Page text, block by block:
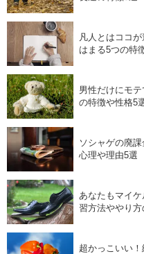
凡人とはココ
はまる5つの特
男性だけにモ
の特徴や性格5
ソシャゲの廃
心理や理由5選
あなたもマイ
習方法ややり
超かっこいい